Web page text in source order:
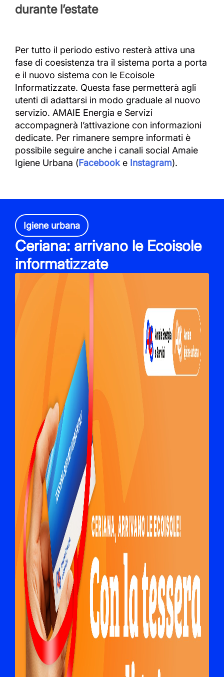
durante l’estate
Per tutto il periodo estivo resterà attiva una
fase di coesistenza tra il sistema porta a porta
e il nuovo sistema con le Ecoisole
Informatizzate. Questa fase permetterà agli
utenti di adattarsi in modo graduale al nuovo
servizio. AMAIE Energia e Servizi
accompagnerà l’attivazione con informazioni
dedicate. Per rimanere sempre informati è
possibile seguire anche i canali social Amaie
Igiene Urbana (Facebook e Instagram).
Igiene urbana
Ceriana: arrivano le Ecoisole
informatizzate